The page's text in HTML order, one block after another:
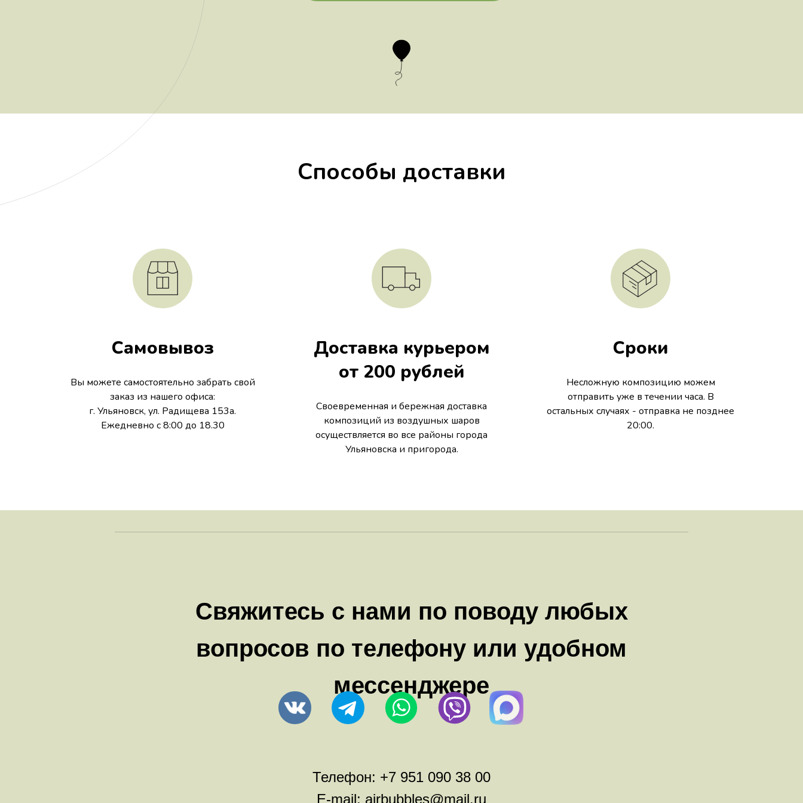
Способы доставки
Самовывоз
Вы можете самостоятельно забрать свой
заказ из нашего офиса:
г. Ульяновск, ул. Радищева 153а.
Ежедневно с 8:00 до 18.30
Доставка курьером
от 200 рублей
Своевременная и бережная доставка
композиций из воздушных шаров
осуществляется во все районы города
Ульяновска и пригорода.
Сроки
Несложную композицию можем
отправить уже в течении часа. В
остальных случаях - отправка не позднее
20:00.
Свяжитесь с нами по поводу любых
вопросов по телефону или удобном
мессенджере
Телефон: +7 951 090 38 00
E-mail: airbubbles@mail.ru